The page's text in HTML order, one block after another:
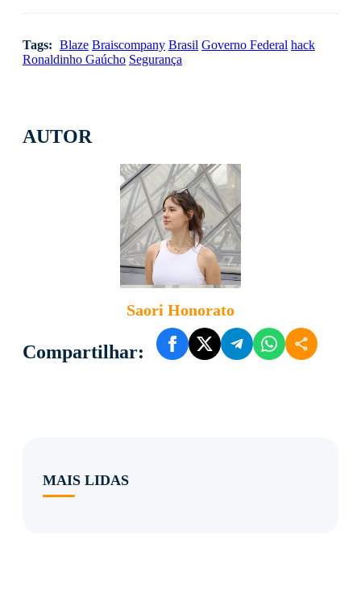
AUTOR
Saori Honorato
Compartilhar:
Tags: Blaze Braiscompany Brasil Governo Federal hack
Ronaldinho Gaúcho Segurança
MAIS LIDAS